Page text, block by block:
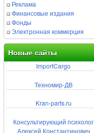
Реклама
Финансовые издания
Фонды
Электронная коммерция
Новые сайты
ImportCargo
Техномир-ДВ
Kran-parts.ru
Консультирующий психолог
Алексей Константинович